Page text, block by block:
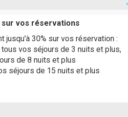
sur vos réservations
jusqu'à 30% sur vos réservation :
tous vos séjours de 3 nuits et plus,
de 8 nuits et plus
séjours de 15 nuits et plus